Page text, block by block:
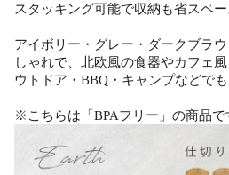
スタッキング可能で収納も省スペー
アイボリー・グレー・ダークブラ
しゃれで、北欧風の食器やカフェ
ウトドア・BBQ・キャンプなどでも
※こちらは「BPAフリー」の商品で